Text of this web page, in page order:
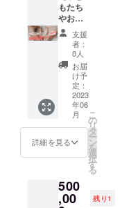
ちませ
んので
ご了承
くださ
い。 ＊
日時や
内容は
相談し
て決め
ます。
＊食事
は基本
付きま
出しま
す。持
現地解
散で
す。 ＊
開催日
時は9月
～11月
の間で
行いま
す。相
談して
決めま
しょ
う。 ＊
開催内
容とし
テント
設営、
世の中
に笑顔
のペ
イ・
フォ
ワード
を生む
立役者
になり
ましょ
う！ ご
支援よ
ろしく
お願い
致しま
会いに
行く日
曲線。
女性美
と男性
美の融
合。驚
きと感
動の中
に沸き
立つも
のがあ
る。人
が人と
して忘
れては
ならな
味。生
きてい
たい。
あなた
が望む
世界に
一点の
木工家
具を製
作しま
す。 ＊
材料費
は金額
に含ま
れてい
ます
が、材
しては
相談の
もたち
やお母
さんの
笑顔を
広げ
る 笑
顔応援
チケッ
ト】 こ
のチ
ケット
は世界
中の子
どもた
ちやお
たちの
笑顔を
支援
者：
0人
お届
け予
定：
2023
年06
月
詳細を見る
こ
の
リ
タ
ー
ン
を
選
択
す
る
500
,00 残り1